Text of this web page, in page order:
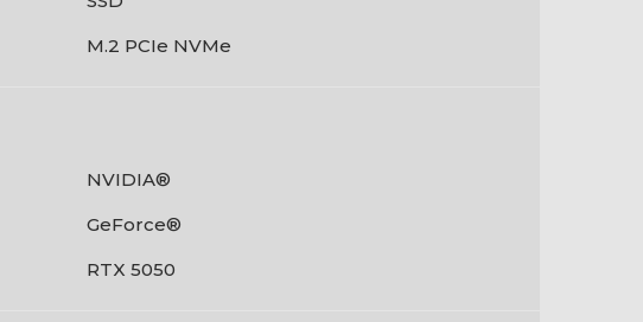
M.2 PCIe NVMe
NVIDIA®
GeForce®
RTX 5050